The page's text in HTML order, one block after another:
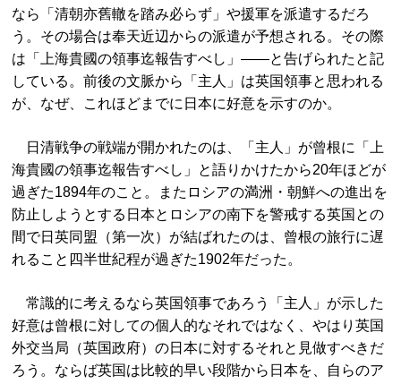
なら「清朝亦舊轍を踏み必らず」や援軍を派遣するだろ
う。その場合は奉天近辺からの派遣が予想される。その際
は「上海貴國の領事迄報告すべし」――と告げられたと記
している。前後の文脈から「主人」は英国領事と思われる
が、なぜ、これほどまでに日本に好意を示すのか。
日清戦争の戦端が開かれたのは、「主人」が曾根に「上
海貴國の領事迄報告すべし」と語りかけたから20年ほどが
過ぎた1894年のこと。またロシアの満洲・朝鮮への進出を
防止しようとする日本とロシアの南下を警戒する英国との
間で日英同盟（第一次）が結ばれたのは、曾根の旅行に遅
れること四半世紀程が過ぎた1902年だった。
常識的に考えるなら英国領事であろう「主人」が示した
好意は曾根に対しての個人的なそれではなく、やはり英国
外交当局（英国政府）の日本に対するそれと見做すべきだ
ろう。ならば英国は比較的早い段階から日本を、自らのア